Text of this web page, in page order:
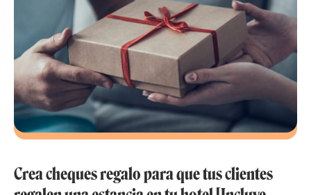
Crea cheques regalo para que tus clientes